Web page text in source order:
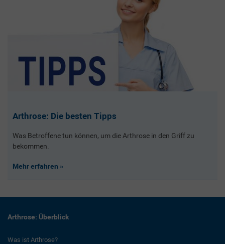
Arthrose: Die besten Tipps
Was Betroffene tun können, um die Arthrose in den Griff zu
bekommen.
Mehr erfahren
Arthrose: Überblick
Was ist Arthrose?